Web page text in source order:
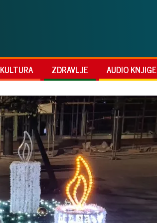
KULTURA ZDRAVLJE AUDIO KNJIGE